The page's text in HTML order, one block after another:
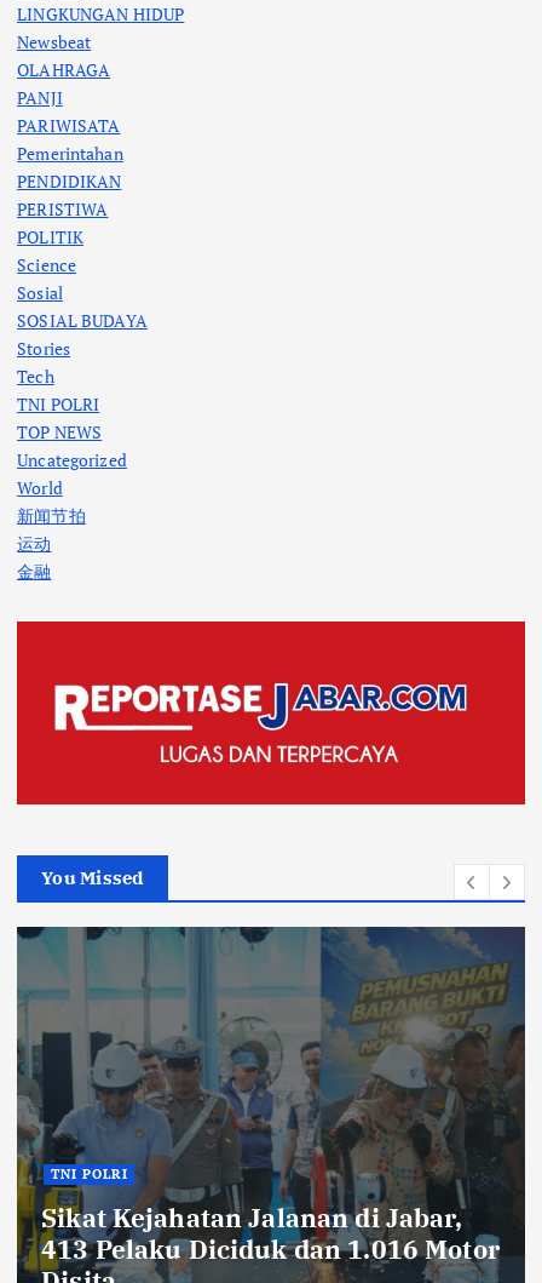
LINGKUNGAN HIDUP
Newsbeat
OLAHRAGA
PANJI
PARIWISATA
Pemerintahan
PENDIDIKAN
PERISTIWA
POLITIK
Science
Sosial
SOSIAL BUDAYA
Stories
Tech
TNI POLRI
TOP NEWS
Uncategorized
World
新闻节拍
运动
金融
You Missed
TNI POLRI
Ribuan Knalpot Brong Disita Polisi,
Gubernur Jabar Kang Dedi Bakal
Berikan Kompensasi Knalpot